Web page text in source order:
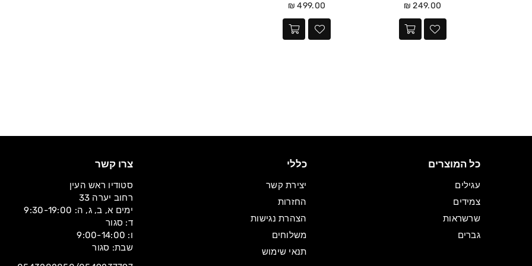
מחיר
249.00 ₪ מחיר
499.00 ₪
כל המוצרים
עגילים
צמידים
שרשראות
גברים
כללי
יצירת קשר
החזרות
הצהרת נגישות
משלוחים
תנאי שימוש
צרו קשר
סטודיו ראש העין
רחוב יערה 33
ימים א, ב, ג, ה: 9:30-19:00
ד: סגור
ו: 9:00-14:00
שבת: סגור